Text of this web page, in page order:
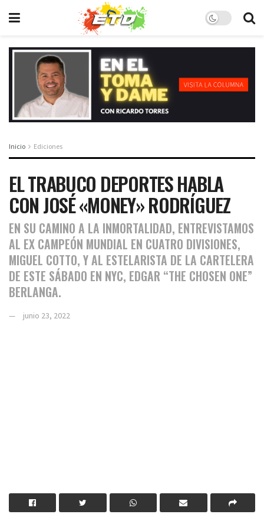
Inicio Ediciones
EL TRABUCO DEPORTES HABLA
CON JOSÉ «MONEY» RODRÍGUEZ
EN SU CAMINO A LA INMORTALIDAD, ENTREVISTAMOS
AL EX CAMPEÓN MUNDIAL EN CUATRO DIVISIONES,
MIGUEL COTTO, Y AL ESTELARISTA DE LA CARTELERA
DE ESTE SÁBADO EN NYC, EDGAR “THE CHOSEN ONE”
BERLANGA.
junio 23, 2022